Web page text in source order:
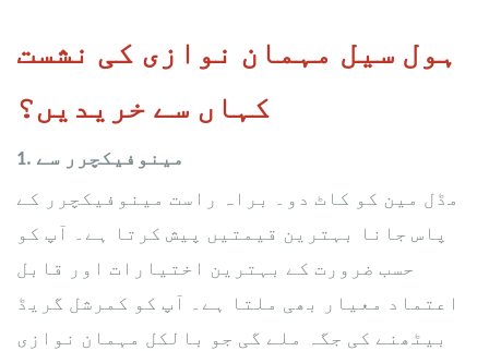
ہول سیل مہمان نوازی کی نشست
کہاں سے خریدیں؟
1. مینوفیکچرر سے
مڈل مین کو کاٹ دو۔ براہ راست مینوفیکچرر کے
پاس جانا بہترین قیمتیں پیش کرتا ہے۔ آپ کو
حسب ضرورت کے بہترین اختیارات اور قابل
اعتماد معیار بھی ملتا ہے۔ آپ کو کمرشل گریڈ
بیٹھنے کی جگہ ملے گی جو بالکل مہمان نوازی